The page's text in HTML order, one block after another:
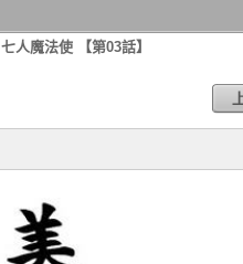
七人魔法使 【第03話】